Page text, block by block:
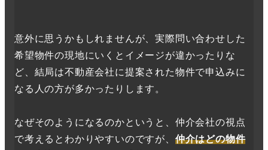
意外に思うかもしれませんが、実際問い合わせした
希望物件の現地にいくとイメージが違かったりな
ど、結局は不動産会社に提案された物件で申込みに
なる人の方が多かったりします。
なぜそのようになるのかというと、仲介会社の視点
で考えるとわかりやすいのですが、 仲介はどの物件